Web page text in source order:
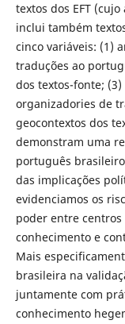
textos dos EFT
inclui também
cinco variáveis: (1)
traduções ao
dos textos-fonte;
organizadories de
geocontextos dos
demonstram uma
português brasileiro
das implicações
evidenciamos os
poder entre
conhecimento e
Mais
brasileira na
juntamente com
conhecimento